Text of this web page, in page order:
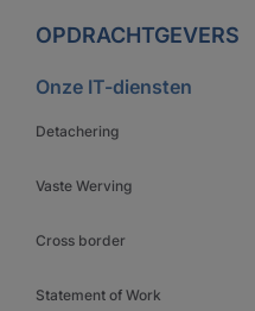
OPDRACHTGEVERS
Onze IT-diensten
Detachering
Vaste Werving
Cross border
Statement of Work